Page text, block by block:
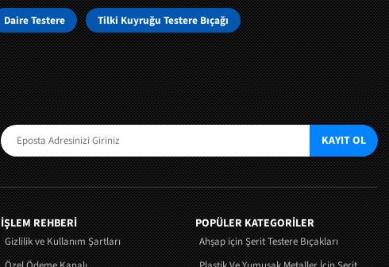
Daire Testere Tilki Kuyruğu Testere Bıçağı
KAYIT OL
İŞLEM REHBERİ
Gizlilik ve Kullanım Şartları
POPÜLER KATEGORİLER
Ahşap için Şerit Testere Bıçakları